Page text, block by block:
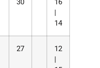
30
16
|
14
27
12
|